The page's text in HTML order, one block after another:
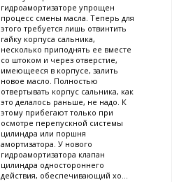
гидроамортизаторе упрощен
процесс смены масла. Теперь для
этого требуется лишь отвинтить
гайку корпуса сальника,
несколько приподнять ее вместе
со штоком и через отверстие,
имеющееся в корпусе, залить
новое масло. Полностью
отвертывать корпус сальника, как
это делалось раньше, не надо. К
этому прибегают только при
осмотре перепускной системы
цилиндра или поршня
амортизатора. У нового
гидроамортизатора клапан
цилиндра одностороннего
действия, обеспечивающий хо...